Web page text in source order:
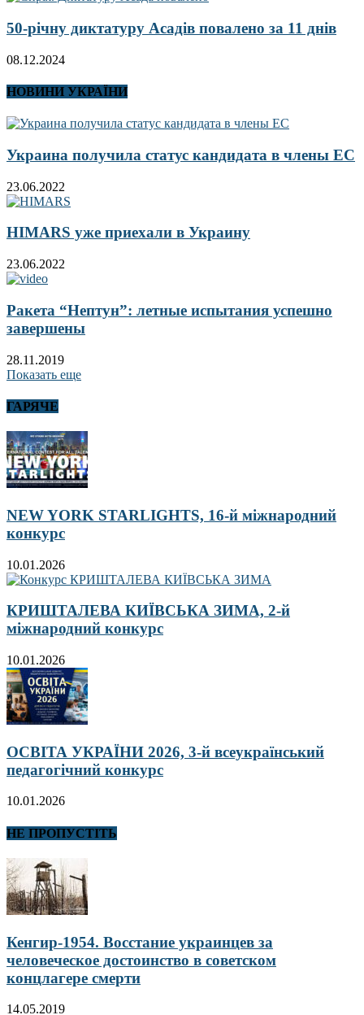
50-річну диктатуру Асадів повалено за 11 днів
08.12.2024
НОВИНИ УКРАЇНИ
Украина получила статус кандидата в члены ЕС
23.06.2022
HIMARS уже приехали в Украину
23.06.2022
Ракета “Нептун”: летные испытания успешно
завершены
28.11.2019
Показать еще
ГАРЯЧЕ
NEW YORK STARLIGHTS, 16-й міжнародний
конкурс
10.01.2026
КРИШТАЛЕВА КИЇВСЬКА ЗИМА, 2-й
міжнародний конкурс
10.01.2026
ОСВІТА УКРАЇНИ 2026, 3-й всеукраїнський
педагогічний конкурс
10.01.2026
НЕ ПРОПУСТІТЬ
Кенгир-1954. Восстание украинцев за
человеческое достоинство в советском
концлагере смерти
14.05.2019